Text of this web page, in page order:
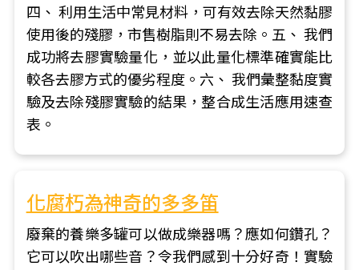
四、 利用生活中常見材料，可有效去除天然黏膠
使用後的殘膠，市售樹脂則不易去除。五、 我們
成功將去膠實驗量化，並以此量化標準確實能比
較各去膠方式的優劣程度。六、 我們彙整黏度實
驗及去除殘膠實驗的結果，整合成生活應用速查
表。
化腐朽為神奇的多多笛
廢棄的養樂多罐可以做成樂器嗎？應如何鑽孔？
它可以吹出哪些音？令我們感到十分好奇！實驗